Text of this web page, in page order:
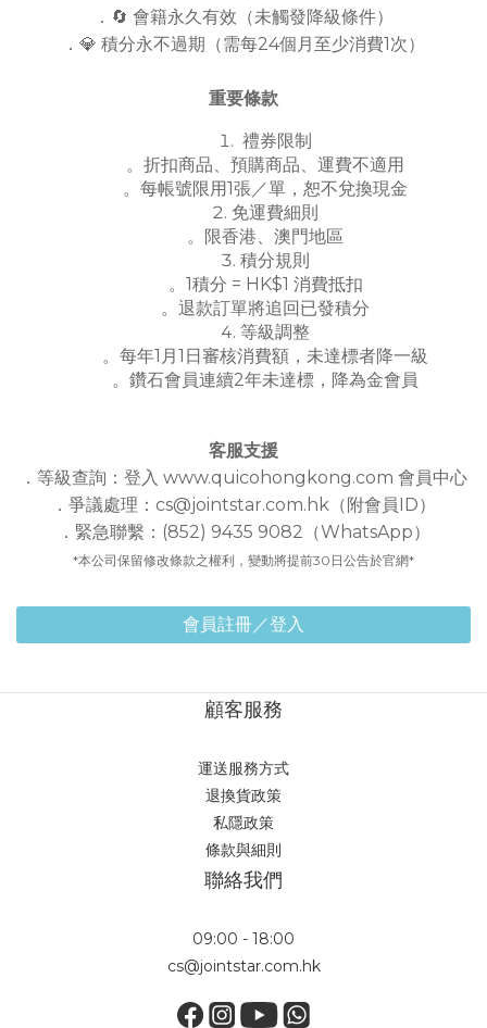
．🔄 會籍永久有效（未觸發降級條件）
．💎 積分永不過期（需每24個月至少消費1次）
重要條款
禮券限制
。折扣商品、預購商品、運費不適用
。每帳號限用1張／單，恕不兌換現金
免運費細則
。限香港、澳門地區
積分規則
。1積分 = HK$1 消費抵扣
。退款訂單將追回已發積分
等級調整
。每年1月1日審核消費額，未達標者降一級
。鑽石會員連續2年未達標，降為金會員
客服支援
．等級查詢：登入 www.quicohongkong.com 會員中心
．爭議處理：cs@jointstar.com.hk（附會員ID）
．緊急聯繫：(852) 9435 9082（WhatsApp）
*本公司保留修改條款之權利，變動將提前30日公告於官網*
會員註冊／登入
顧客服務
運送服務方式
退換貨政策
私隱政策
條款與細則
聯絡我們
09:00 - 18:00
cs@jointstar.com.hk